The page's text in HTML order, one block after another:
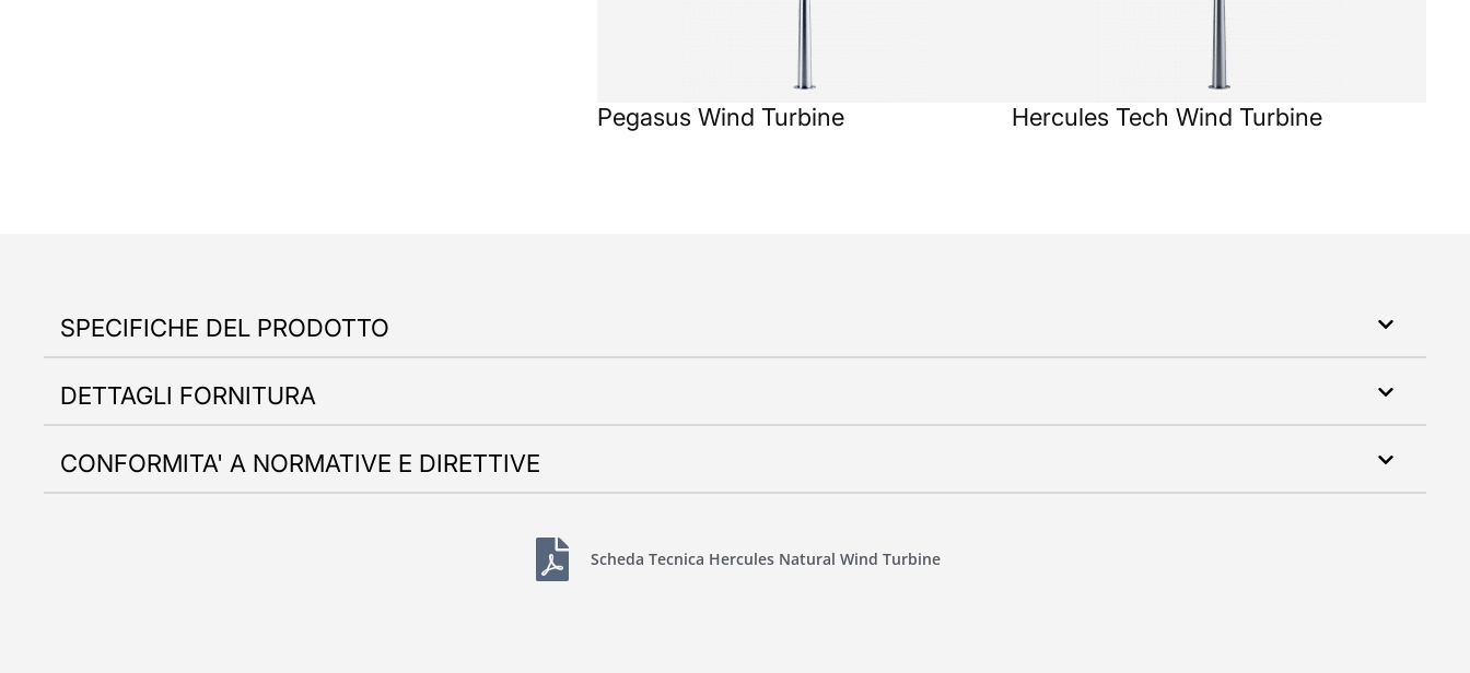
Pegasus Wind Turbine Hercules Tech Wind Turbine
SPECIFICHE DEL PRODOTTO
DETTAGLI FORNITURA
CONFORMITA' A NORMATIVE E DIRETTIVE
Scheda Tecnica Hercules Natural Wind Turbine